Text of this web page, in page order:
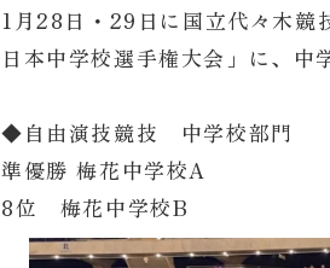
1月28日・29日に国立代々木
日本中学校選手権大会」に、
◆自由演技競技 中学校部門
準優勝 梅花中学校A
8位 梅花中学校B